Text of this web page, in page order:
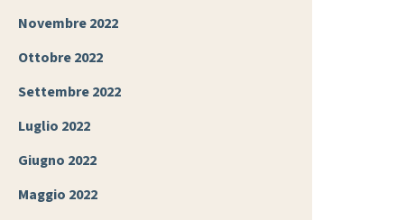
Novembre 2022
Ottobre 2022
Settembre 2022
Luglio 2022
Giugno 2022
Maggio 2022